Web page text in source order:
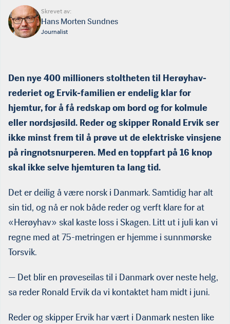
Skrevet av:
Hans Morten Sundnes
Journalist
Den nye 400 millioners stoltheten til Herøyhav-
rederiet og Ervik-familien er endelig klar for
hjemtur, for å få redskap om bord og for kolmule
eller nordsjøsild. Reder og skipper Ronald Ervik ser
ikke minst frem til å prøve ut de elektriske vinsjene
på ringnotsnurperen. Med en toppfart på 16 knop
skal ikke selve hjemturen ta lang tid.
Det er deilig å være norsk i Danmark. Samtidig har alt
sin tid, og nå er nok både reder og verft klare for at
«Herøyhav» skal kaste loss i Skagen. Litt ut i juli kan vi
regne med at 75-metringen er hjemme i sunnmørske
Torsvik.
— Det blir en prøveseilas til i Danmark over neste helg,
sa reder Ronald Ervik da vi kontaktet ham midt i juni.
Reder og skipper Ervik har vært i Danmark nesten like